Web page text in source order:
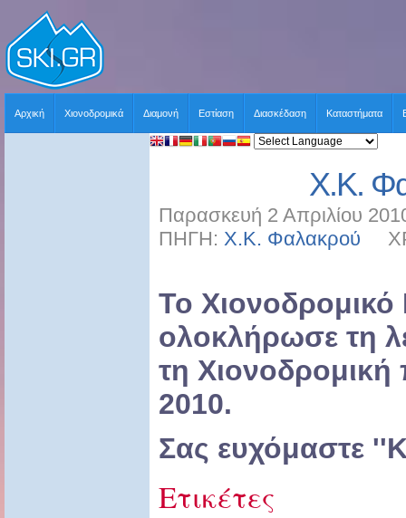
Αρχική Χιονοδρομικά Διαμονή Εστίαση Διασκέδαση Καταστήματα
Χ.Κ.
Παρασκευή 2 Απριλίου
ΠΗΓΗ: Χ.Κ. Φαλακρού
Το
ολοκλήρωσε τη
τη Χιονοδρομική
2010.
Σας ευχόμαστε
Ετικέτες